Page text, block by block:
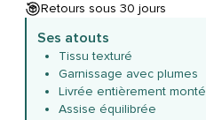
Retours sous 30 jours
Ses atouts
Tissu texturé
Garnissage avec plumes
Livrée entièrement
Assise équilibrée